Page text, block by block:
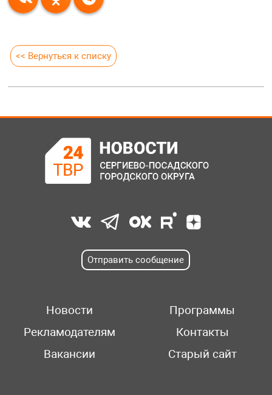
<< Вернуться к списку
Отправить сообщение
Новости
Программы
Рекламодателям
Контакты
Вакансии
Старый сайт